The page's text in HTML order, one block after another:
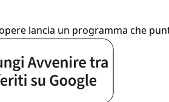
lancia un programma che